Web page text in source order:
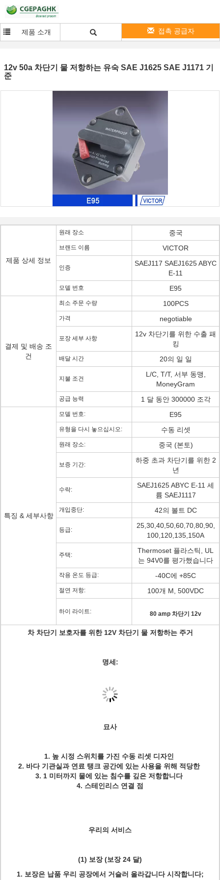
제품 소개 접촉 공급자
12v 50a 차단기 물 저항하는 유숙 SAE J1625 SAE J1171 기
준
제품 상세 정보
원래 장소 중국
브랜드 이름 VICTOR
인증
SAEJ117 SAEJ1625 ABYC
E-11
모델 번호 E95
결제 및 배송 조
건
최소 주문 수량 100PCS
가격 negotiable
포장 세부 사항
12v 차단기를 위한 수출 패
킹
배달 시간 20의 일 일
지불 조건
L/C, T/T, 서부 동맹,
MoneyGram
공급 능력 1 달 동안 300000 조각
특징 & 세부사항
모델 번호: E95
유형을 다시 놓으십시오: 수동 리셋
원래 장소: 중국 (본토)
보증 기간:
하중 초과 차단기를 위한 2
년
수락:
SAEJ1625 ABYC E-11 세
륨 SAEJ1117
개입중단: 42의 볼트 DC
등급:
25,30,40,50,60,70,80,90,
100,120,135,150A
주택:
Thermoset 플라스틱, UL
는 94V0를 평가했습니다
작용 온도 등급: -40C에 +85C
절연 저항: 100개 M, 500VDC
하이 라이트: 80 amp 차단기 12v
차 차단기 보호자를 위한 12V 차단기 물 저항하는 주거
명세:
묘사
1. 높 시정 스위치를 가진 수동 리셋 디자인
2. 바다 기관실과 연료 탱크 공간에 있는 사용을 위해 적당한
3. 1 미터까지 물에 있는 침수를 깊은 저항합니다
4. 스테인리스 연결 점
우리의 서비스
(1) 보장 (보장 24 달)
1. 보장은 납품 우리 공장에서 거슬러 올라갑니다 시작합니다;